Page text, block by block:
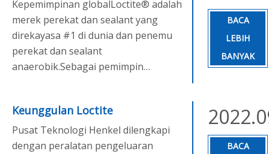
Kepemimpinan globalLoctite® adalah
merek perekat dan sealant yang
direkayasa #1 di dunia dan penemu
perekat dan sealant
anaerobik.Sebagai pemimpin
distribusi yang luas di 125 negara dan
digunakan oleh industri dan
teknologi l
BACA
LEBIH
BANYAK
Keunggulan Loctite
Pusat Teknologi Henkel dilengkapi
dengan peralatan pengeluaran
BACA